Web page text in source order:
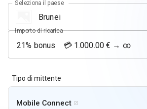
Seleziona il paese
Importo di ricarica
Tipo di mittente
Mobile Connect 